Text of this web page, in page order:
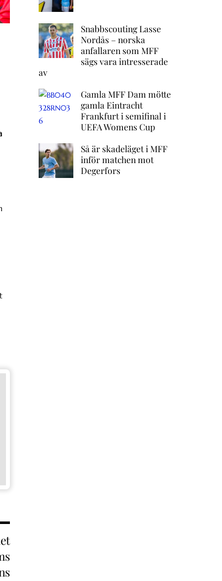
Snabbscouting Lasse
Nordås – norska
anfallaren som MFF
sägs vara intresserade
av
Gamla MFF Dam mötte
gamla Eintracht
Frankfurt i semifinal i
UEFA Womens Cup
Så är skadeläget i MFF
inför matchen mot
Degerfors